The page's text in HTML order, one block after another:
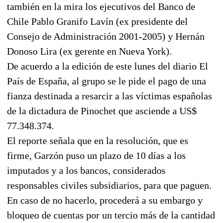
también en la mira los ejecutivos del Banco de
Chile Pablo Granifo Lavín (ex presidente del
Consejo de Administración 2001-2005) y Hernán
Donoso Lira (ex gerente en Nueva York).
De acuerdo a la edición de este lunes del diario El
País de España, al grupo se le pide el pago de una
fianza destinada a resarcir a las víctimas españolas
de la dictadura de Pinochet que asciende a US$
77.348.374.
El reporte señala que en la resolución, que es
firme, Garzón puso un plazo de 10 días a los
imputados y a los bancos, considerados
responsables civiles subsidiarios, para que paguen.
En caso de no hacerlo, procederá a su embargo y
bloqueo de cuentas por un tercio más de la cantidad